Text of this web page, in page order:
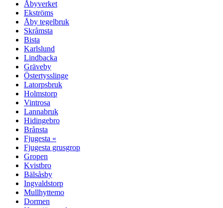
Åbyverket
Ekströms
Åby tegelbruk
Skråmsta
Bista
Karlslund
Lindbacka
Gräveby
Östertysslinge
Latorpsbruk
Holmstorp
Vintrosa
Lannabruk
Hidingebro
Brånsta
Fjugesta «
Fjugesta grusgrop
Gropen
Kvistbro
Bälsåsby
Ingvaldstorp
Mullhyttemo
Dormen